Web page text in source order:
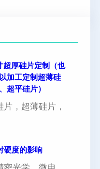
超厚硅片定制（也
加工定制超薄硅
超平硅片）
，超薄硅片，
硬度的影响